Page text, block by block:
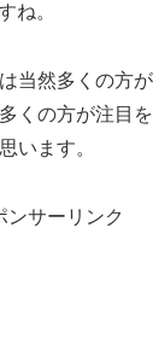
ね。
当然多くの方
くの方が注目
います。
ンサーリンク